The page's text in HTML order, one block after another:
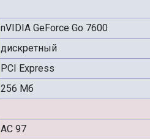
nVIDIA GeForce Go 7600
дискретный
PCI Express
256 Мб
AC 97